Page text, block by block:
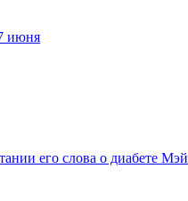
июня
его слова о диабете Мэй